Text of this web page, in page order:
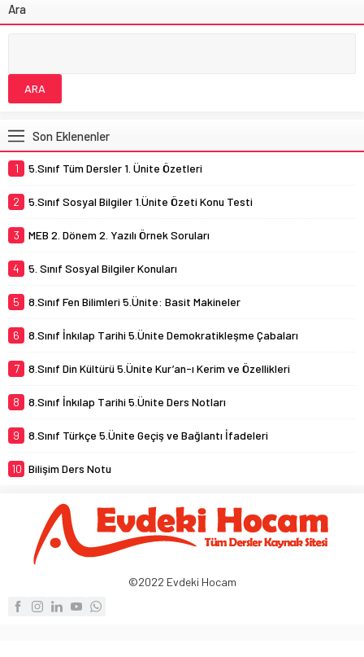
Ara
Son Eklenenler
1 5.Sınıf Tüm Dersler 1. Ünite Özetleri
2 5.Sınıf Sosyal Bilgiler 1.Ünite Özeti Konu Testi
3 MEB 2. Dönem 2. Yazılı Örnek Soruları
4 5. Sınıf Sosyal Bilgiler Konuları
5 8.Sınıf Fen Bilimleri 5.Ünite: Basit Makineler
6 8.Sınıf İnkılap Tarihi 5.Ünite Demokratikleşme Çabaları
7 8.Sınıf Din Kültürü 5.Ünite Kur’an-ı Kerim ve Özellikleri
8 8.Sınıf İnkılap Tarihi 5.Ünite Ders Notları
9 8.Sınıf Türkçe 5.Ünite Geçiş ve Bağlantı İfadeleri
10 Bilişim Ders Notu
©2022 Evdeki Hocam